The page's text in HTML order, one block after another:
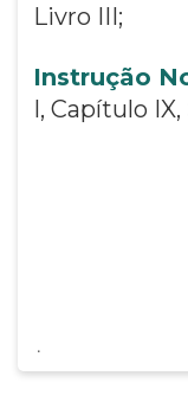
Livro III;
Instrução
I, Capítulo IX,